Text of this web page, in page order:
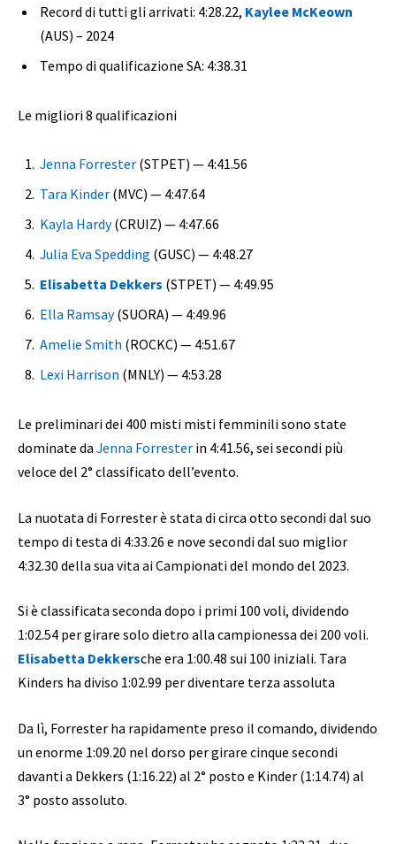
Record di tutti gli arrivati: 4:28.22, Kaylee McKeown
(AUS) – 2024
Tempo di qualificazione SA: 4:38.31
Le migliori 8 qualificazioni
Jenna Forrester (STPET) — 4:41.56
Tara Kinder (MVC) — 4:47.64
Kayla Hardy (CRUIZ) — 4:47.66
Julia Eva Spedding (GUSC) — 4:48.27
Elisabetta Dekkers (STPET) — 4:49.95
Ella Ramsay (SUORA) — 4:49.96
Amelie Smith (ROCKC) — 4:51.67
Lexi Harrison (MNLY) — 4:53.28
Le preliminari dei 400 misti misti femminili sono state
dominate da Jenna Forrester in 4:41.56, sei secondi più
veloce del 2° classificato dell’evento.
La nuotata di Forrester è stata di circa otto secondi dal suo
tempo di testa di 4:33.26 e nove secondi dal suo miglior
4:32.30 della sua vita ai Campionati del mondo del 2023.
Si è classificata seconda dopo i primi 100 voli, dividendo
1:02.54 per girare solo dietro alla campionessa dei 200 voli.
Elisabetta Dekkersche era 1:00.48 sui 100 iniziali. Tara
Kinders ha diviso 1:02.99 per diventare terza assoluta
Da lì, Forrester ha rapidamente preso il comando, dividendo
un enorme 1:09.20 nel dorso per girare cinque secondi
davanti a Dekkers (1:16.22) al 2° posto e Kinder (1:14.74) al
3° posto assoluto.